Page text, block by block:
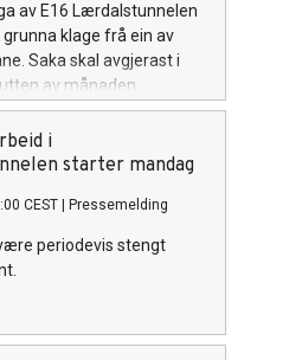
av E16 Lærdalstunnelen
klage frå ein av
Saka skal avgjerast i
av månaden.
i
starter mandag
CEST Pressemelding
periodevis stengt